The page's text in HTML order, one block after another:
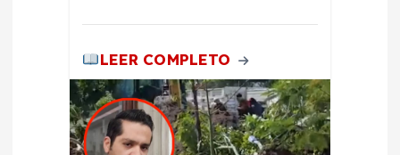
LEER COMPLETO